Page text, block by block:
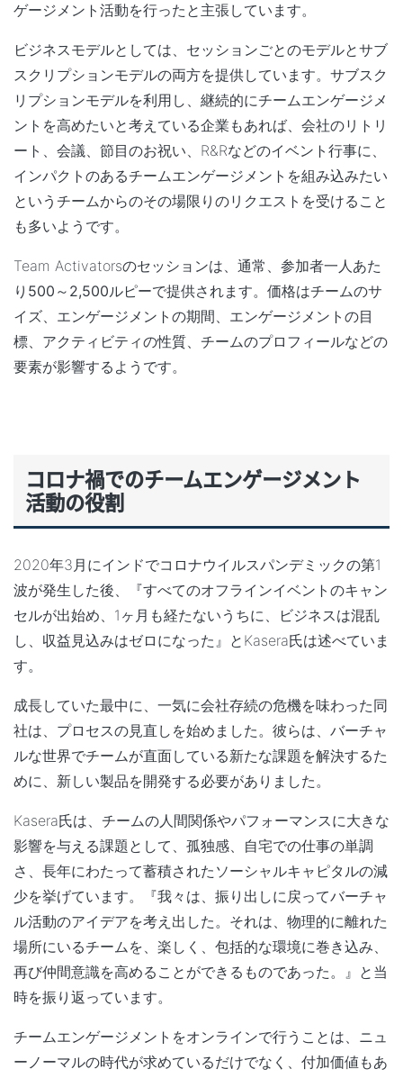
ゲージメント活動を行ったと主張しています。
ビジネスモデルとしては、セッションごとのモデルとサブ
スクリプションモデルの両方を提供しています。サブスク
リプションモデルを利用し、継続的にチームエンゲージメ
ントを高めたいと考えている企業もあれば、会社のリトリ
ート、会議、節目のお祝い、R&Rなどのイベント行事に、
インパクトのあるチームエンゲージメントを組み込みたい
というチームからのその場限りのリクエストを受けること
も多いようです。
Team Activatorsのセッションは、通常、参加者一人あた
り 500 ～2,500ルピーで提供されます。価格はチームのサ
イズ、エンゲージメントの期間、エンゲージメントの目
標、アクティビティの性質、チームのプロフィールなどの
要素が影響するようです。
コロナ禍でのチームエンゲージメント
活動の役割
2020年3月にインドでコロナウイルスパンデミックの第1
波が発生した後、『すべてのオフラインイベントのキャン
セルが出始め、1ヶ月も経たないうちに、ビジネスは混乱
し、収益見込みはゼロになった』とKasera氏は述べていま
す。
成長していた最中に、一気に会社存続の危機を味わった同
社は、プロセスの見直しを始めました。彼らは、 バーチャ
ルな世界でチームが直面している新たな課題 を解決するた
めに、新しい製品を開発する必要がありました。
Kasera氏は、チームの人間関係やパフォーマンスに大きな
影響を与える課題として、 孤独感、自宅での仕事の単調
さ、長年にわたって蓄積されたソーシャルキャピタルの減
少を挙げています。『我々は、振り出しに戻ってバーチャ
ル活動のアイデアを考え出した。それは、物理的に離れた
場所にいるチームを、楽しく、包括的な環境に巻き込み、
再び仲間意識を高めることができるものであった。』と当
時を振り返っています。
チームエンゲージメントをオンラインで行うことは、ニュ
ーノーマルの時代が求めているだけでなく、付加価値もあ